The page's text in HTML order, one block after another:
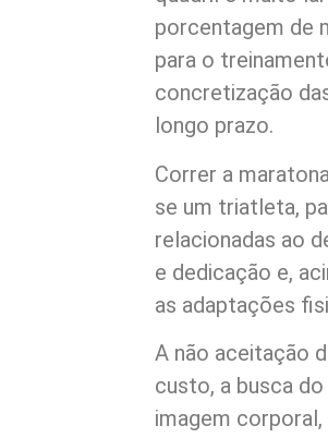
porcentagem de
para o
concretização
longo prazo.
Correr a
se um triatleta,
relacionadas ao
e dedicação e,
as adaptações
A não aceitação
custo, a busca
imagem